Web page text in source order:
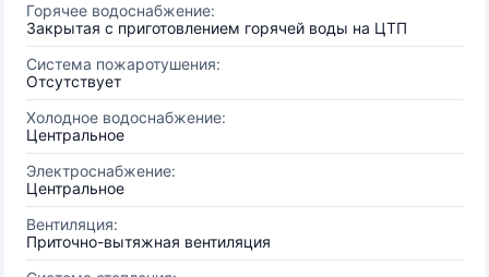
Горячее водоснабжение:
Закрытая с приготовлением горячей воды на ЦТП
Система пожаротушения:
Отсутствует
Холодное водоснабжение:
Центральное
Электроснабжение:
Центральное
Вентиляция:
Приточно-вытяжная вентиляция